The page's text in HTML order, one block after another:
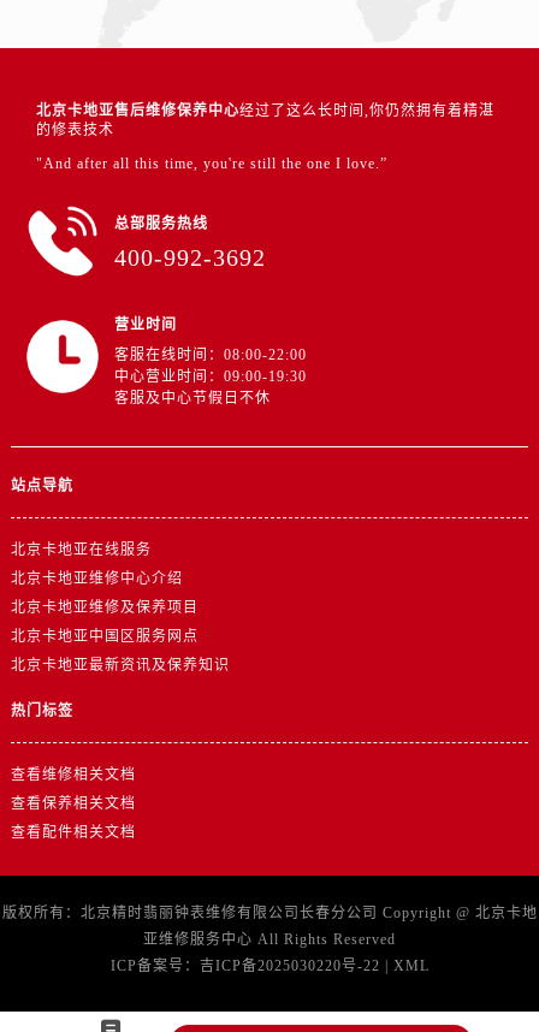
北京卡地亚售后维修保养中心经过了这么长时间,你仍然拥有着精湛
的修表技术
"And after all this time, you're still the one I love.”
总部服务热线
400-992-3692
营业时间
客服在线时间：08:00-22:00
中心营业时间：09:00-19:30
客服及中心节假日不休
站点导航
北京卡地亚在线服务
北京卡地亚维修中心介绍
北京卡地亚维修及保养项目
北京卡地亚中国区服务网点
北京卡地亚最新资讯及保养知识
热门标签
查看维修相关文档
查看保养相关文档
查看配件相关文档
版权所有：北京精时翡丽钟表维修有限公司长春分公司 Copyright @ 北京卡地
亚维修服务中心 All Rights Reserved
ICP备案号： 吉ICP备2025030220号-22 | XML